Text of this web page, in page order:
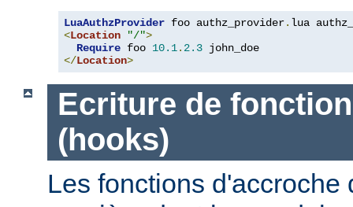
LuaAuthzProvider foo authz_provider.
<Location "/">
Require foo 10.1. 2.3
</Location>
Ecriture de
(hooks)
Les fonctions d'accroche